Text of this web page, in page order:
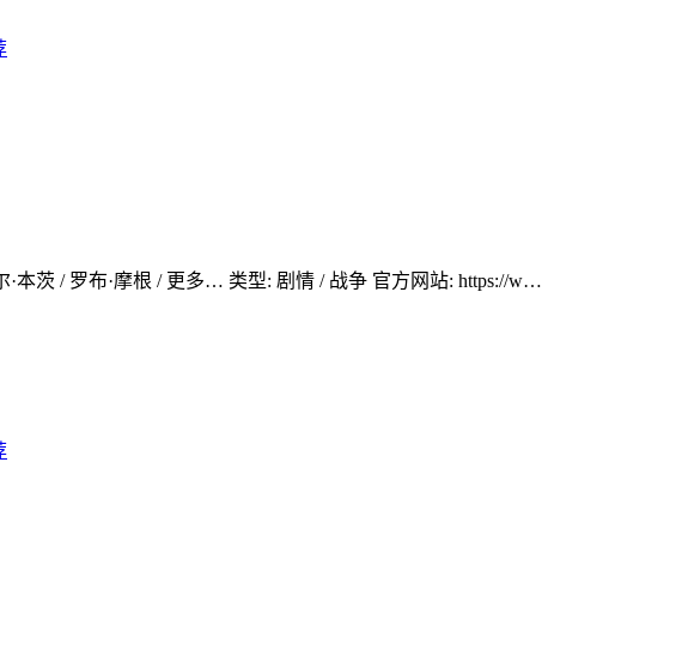
·本茨 / 罗布·摩根 / 更多… 类型: 剧情 / 战争 官方网站: https://w…